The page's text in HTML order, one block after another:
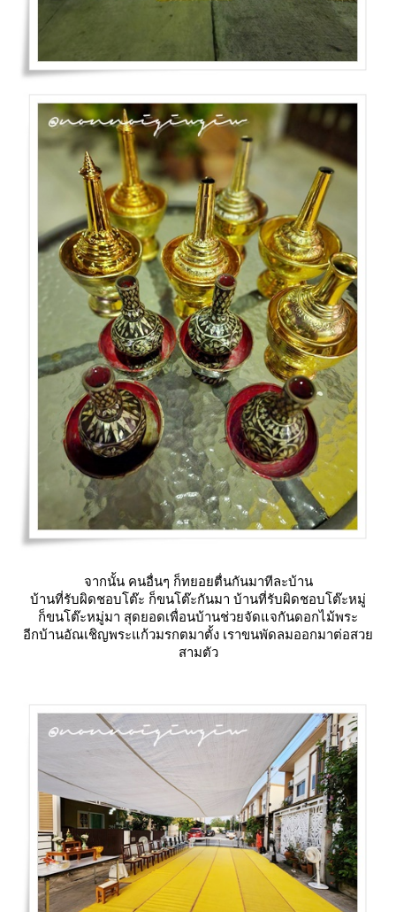
จากนั้น คนอื่นๆ ก็ทยอยตื่นกันมาทีละบ้าน
บ้านที่รับผิดชอบโต๊ะ ก็ขนโต๊ะกันมา บ้านที่รับผิดชอบโต๊ะหมู่
ก็ขนโต๊ะหมู่มา สุดยอดเพื่อนบ้านช่วยจัดแจกันดอกไม้พระ
อีกบ้านอัณเชิญพระแก้วมรกตมาตั้ง เราขนพัดลมออกมาต่อสว
สามตัว